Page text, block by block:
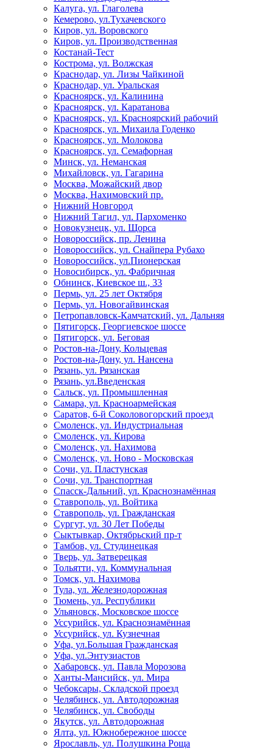
Калуга, ул. Глаголева
Кемерово, ул.Тухачевского
Киров, ул. Воровского
Киров, ул. Производственная
Костанай-Тест
Кострома, ул. Волжская
Краснодар, ул. Лизы Чайкиной
Краснодар, ул. Уральская
Красноярск, ул. Калинина
Красноярск, ул. Каратанова
Красноярск, ул. Красноярский рабочий
Красноярск, ул. Михаила Годенко
Красноярск, ул. Молокова
Красноярск, ул. Семафорная
Минск, ул. Неманская
Михайловск, ул. Гагарина
Москва, Можайский двор
Москва, Нахимовский пр.
Нижний Новгород
Нижний Тагил, ул. Пархоменко
Новокузнецк, ул. Щорса
Новороссийск, пр. Ленина
Новороссийск, ул. Снайпера Рубахо
Новороссийск, ул.Пионерская
Новосибирск, ул. Фабричная
Обнинск, Киевское ш., 33
Пермь, ул. 25 лет Октября
Пермь, ул. Новогайвинская
Петропавловск-Камчатский, ул. Дальняя
Пятигорск, Георгиевское шоссе
Пятигорск, ул. Беговая
Ростов-на-Дону, Кольцевая
Ростов-на-Дону, ул. Нансена
Рязань, ул. Рязанская
Рязань, ул.Введенская
Сальск, ул. Промышленная
Самара, ул. Красноармейская
Саратов, 6-й Соколовогорский проезд
Смоленск, ул. Индустриальная
Смоленск, ул. Кирова
Смоленск, ул. Нахимова
Смоленск, ул. Ново - Московская
Сочи, ул. Пластунская
Сочи, ул. Транспортная
Спасск-Дальний, ул. Краснознамённая
Ставрополь, ул. Войтика
Ставрополь, ул. Гражданская
Сургут, ул. 30 Лет Победы
Сыктывкар, Октябрьский пр-т
Тамбов, ул. Студинецкая
Тверь, ул. Затверецкая
Тольятти, ул. Коммунальная
Томск, ул. Нахимова
Тула, ул. Железнодорожная
Тюмень, ул. Республики
Ульяновск, Московское шоссе
Уссурийск, ул. Краснознамённая
Уссурийск, ул. Кузнечная
Уфа, ул.Большая Гражданская
Уфа, ул.Энтузиастов
Хабаровск, ул. Павла Морозова
Ханты-Мансийск, ул. Мира
Чебоксары, Складской проезд
Челябинск, ул. Автодорожная
Челябинск, ул. Свободы
Якутск, ул. Автодорожная
Ялта, ул. Южнобережное шоссе
Ярославль, ул. Полушкина Роща